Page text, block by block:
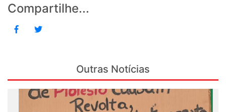
Compartilhe...
Outras Notícias